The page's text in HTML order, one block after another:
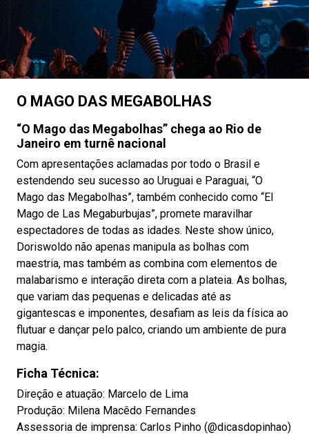
O MAGO DAS MEGABOLHAS
“O Mago das Megabolhas” chega ao Rio de
Janeiro em turnê nacional
Com apresentações aclamadas por todo o Brasil e
estendendo seu sucesso ao Uruguai e Paraguai, “O
Mago das Megabolhas”, também conhecido como “El
Mago de Las Megaburbujas”, promete maravilhar
espectadores de todas as idades. Neste show único,
Doriswoldo não apenas manipula as bolhas com
maestria, mas também as combina com elementos de
malabarismo e interação direta com a plateia. As bolhas,
que variam das pequenas e delicadas até as
gigantescas e imponentes, desafiam as leis da física ao
flutuar e dançar pelo palco, criando um ambiente de pura
magia.
Ficha Técnica:
Direção e atuação: Marcelo de Lima
Produção: Milena Macêdo Fernandes
Assessoria de imprensa: Carlos Pinho (@dicasdopinhao)